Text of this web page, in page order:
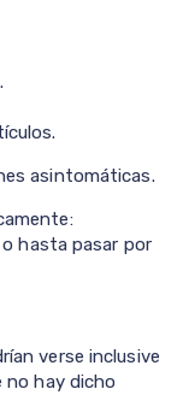
asintomáticas.
hasta pasar por
verse inclusive
no hay dicho